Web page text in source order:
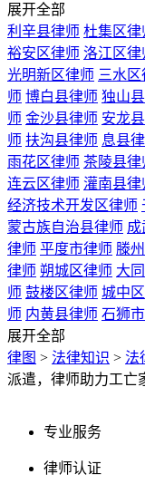
展开全部
利辛县律师 杜集区律
裕安区律师 洛江区律
光明新区律师 三水区
师 博白县律师 独山
师 金沙县律师 安龙
师 扶沟县律师 息县
雨花区律师 茶陵县律
连云区律师 灌南县律
经济技术开发区律师
蒙古族自治县律师 成
律师 平度市律师 滕
律师 朔城区律师 大
师 鼓楼区律师 城中
师 内黄县律师 石狮
展开全部
律图 > 法律知识 > 法
派遣，律师助力工亡
专业服务
律师认证